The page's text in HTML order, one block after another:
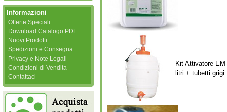
Kit Attivatore
litri + tubetti grigi
Informazioni
Offerte Speciali
Download Catalogo PDF
Nuovi Prodotti
Spedizioni e Consegna
Privacy e Note Legali
Condizioni di Vendita
Contattaci